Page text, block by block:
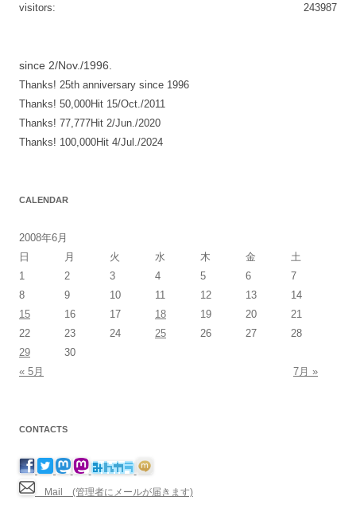
ョ
ン
243987
visitors:
since 2/Nov./1996.
Thanks! 25th anniversary since 1996
Thanks! 50,000Hit 15/Oct./2011
Thanks! 77,777Hit 2/Jun./2020
Thanks! 100,000Hit 4/Jul./2024
CALENDAR
2008年6月
日
月 火 水 木 金
土
1
2 3 4 5 6
7
8
9 10 11 12 13
14
15
16 17 18 19 20
21
22
23 24 25 26 27
28
29
30
« 5月
7月 »
CONTACTS
Mail (管理者にメールが届きます)